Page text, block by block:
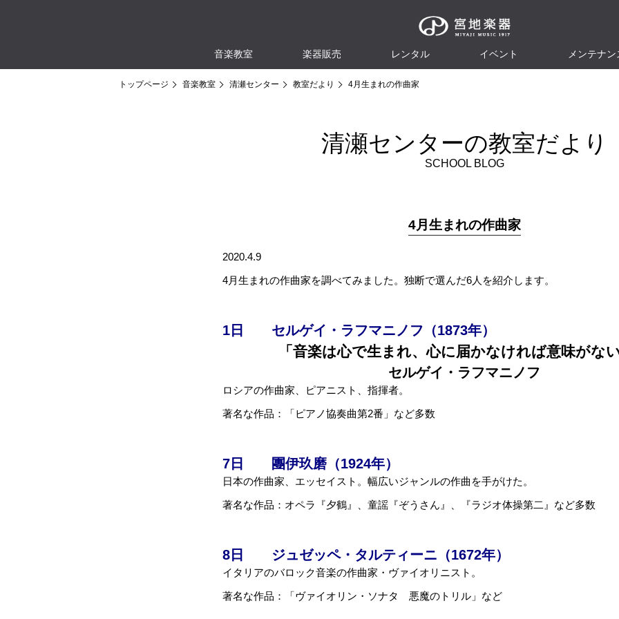
音楽教室 楽器販売 レンタル イベント メンテナン
トップページ 音楽教室 清瀬センター 教室だより 4月生まれの作曲家
清瀬センターの教室だより
SCHOOL BLOG
4月生まれの作曲家
2020.4.9
4月生まれの作曲家を調べてみました。独断で選んだ6人を紹介します。
1 日 セルゲイ・ラフマニノフ（1873年）
「音楽は心で生まれ、心に届かなければ意味がな
セルゲイ・ラフマニノフ
ロシアの作曲家、ピアニスト、指揮者。
著名な作品：「ピアノ協奏曲第2番」など多数
7 日 團伊玖磨（1924年）
日本の作曲家、エッセイスト。幅広いジャンルの作曲を手がけた。
著名な作品：オペラ『夕鶴』、童謡『ぞうさん』、『ラジオ体操第二』など多数
8 日 ジュゼッペ・タルティーニ（1672年）
イタリアのバロック音楽の作曲家・ヴァイオリニスト。
著名な作品：「ヴァイオリン・ソナタ 悪魔のトリル」など